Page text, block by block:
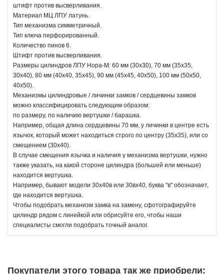
штифт против высверливания.
Материал МЦ ЛПУ латунь.
Тип механизма симметричный.
Тип ключа перфорированный.
Количество пинов 6.
Штифт против высверливания.
Размеры цилиндров ЛПУ Нора-М: 60 мм (30x30), 70 мм (35x35,
30х40), 80 мм (40x40, 35х45), 90 мм (45x45, 40х50), 100 мм (50x50,
40х50).
Механизмы цилиндровые / личинки замков / сердцевины замков
можно классифицировать следующим образом:
по размеру, по наличию вертушки / барашка.
Например, общая длина сердцевины 70 мм, у личинки в центре есть
язычок, который может находиться строго по центру (35х35), или со
смещением (30х40).
В случае смещения язычка и наличия у механизма вертушки, нужно
также указать, на какой стороне цилиндра (большей или меньше)
находится вертушка.
Например, бывают модели 30х40в или 30вх40, буква "в" обозначает,
где находится вертушка.
Чтобы подобрать механизм замка на замену, сфотографируйте
цилиндр рядом с линейкой или обрисуйте его, чтобы наши
специалисты смогли подобрать точный аналог.
Покупатели этого товара так же приобрели: